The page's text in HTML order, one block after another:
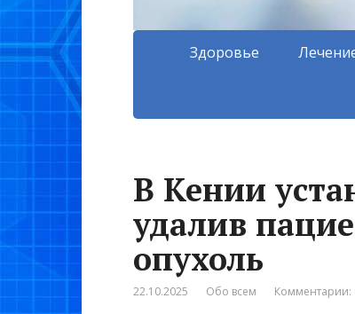
Здоровье
В Кении
удалив
опухоль
22.10.2025 Обо всем Комментарии: